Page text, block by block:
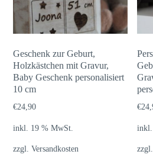
Geschenk zur Geburt,
Holzkästchen mit Gravur,
Baby Geschenk personalisiert
10 cm
€24,90
inkl. 19 % MwSt.
zzgl.Versandkosten
€
inkl.